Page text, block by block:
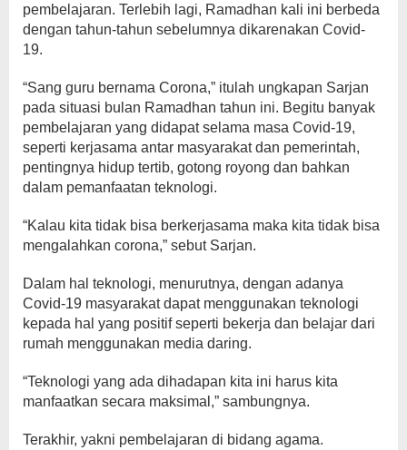
pembelajaran. Terlebih lagi, Ramadhan kali ini berbeda
dengan tahun-tahun sebelumnya dikarenakan Covid-
19.
“Sang guru bernama Corona,” itulah ungkapan Sarjan
pada situasi bulan Ramadhan tahun ini. Begitu banyak
pembelajaran yang didapat selama masa Covid-19,
seperti kerjasama antar masyarakat dan pemerintah,
pentingnya hidup tertib, gotong royong dan bahkan
dalam pemanfaatan teknologi.
“Kalau kita tidak bisa berkerjasama maka kita tidak bisa
mengalahkan corona,” sebut Sarjan.
Dalam hal teknologi, menurutnya, dengan adanya
Covid-19 masyarakat dapat menggunakan teknologi
kepada hal yang positif seperti bekerja dan belajar dari
rumah menggunakan media daring.
“Teknologi yang ada dihadapan kita ini harus kita
manfaatkan secara maksimal,” sambungnya.
Terakhir, yakni pembelajaran di bidang agama.